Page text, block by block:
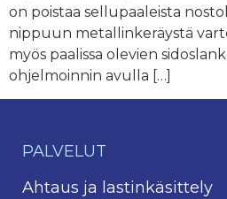
on poistaa sellupaaleista
nippuun metallinkeräystä
myös paalissa olevien
ohjelmoinnin avulla […]
PALVELUT
Ahtaus ja lastinkäsittely